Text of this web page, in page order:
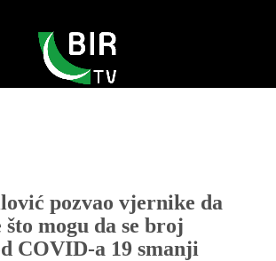
pozvao vjernike da
što mogu da se broj
COVID-a 19 smanji